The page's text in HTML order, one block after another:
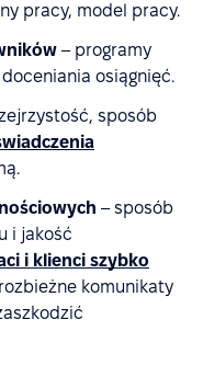
pracy, model pracy.
– programy
osiągnięć.
sposób
– sposób
i jakość
i klienci szybko
komunikaty